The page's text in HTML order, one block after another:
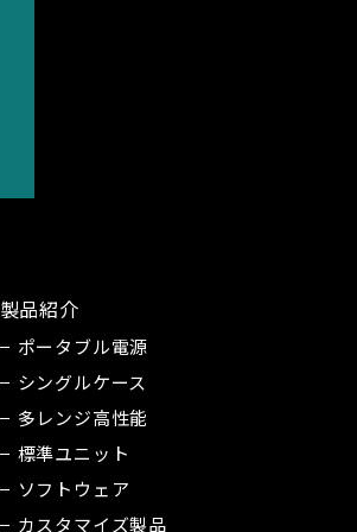
製品紹介
ポータブル電源
シングルケース
多レンジ高性能
標準ユニット
ソフトウェア
カスタマイズ製品